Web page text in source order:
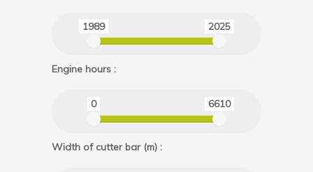
1989 2025
Engine hours :
0 6610
Width of cutter bar (m) :